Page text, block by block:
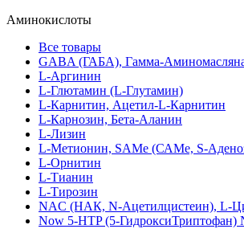
Аминокислоты
Все товары
GABA (ГАБА), Гамма-
L-Аргинин
L-Глютамин (L-Глутамин)
L-Карнитин, Ацетил-L-Карнитин
L-Карнозин, Бета-Аланин
L-Лизин
L-Метионин, SAMe (САМе, S-
L-Орнитин
L-Тианин
L-Тирозин
NAC (НАК, N-Ацетилцистеин), L-
Now 5-HTP (5-ГидроксиТриптофан)